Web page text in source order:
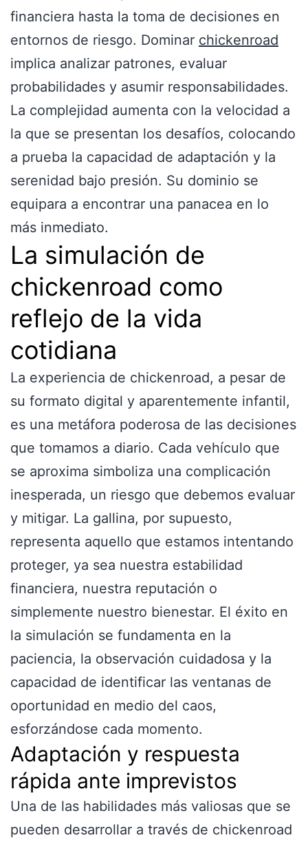
financiera hasta la toma de decisiones en
entornos de riesgo. Dominar chickenroad
implica analizar patrones, evaluar
probabilidades y asumir responsabilidades.
La complejidad aumenta con la velocidad a
la que se presentan los desafíos, colocando
a prueba la capacidad de adaptación y la
serenidad bajo presión. Su dominio se
equipara a encontrar una panacea en lo
más inmediato.
La simulación de
chickenroad como
reflejo de la vida
cotidiana
La experiencia de chickenroad, a pesar de
su formato digital y aparentemente infantil,
es una metáfora poderosa de las decisiones
que tomamos a diario. Cada vehículo que
se aproxima simboliza una complicación
inesperada, un riesgo que debemos evaluar
y mitigar. La gallina, por supuesto,
representa aquello que estamos intentando
proteger, ya sea nuestra estabilidad
financiera, nuestra reputación o
simplemente nuestro bienestar. El éxito en
la simulación se fundamenta en la
paciencia, la observación cuidadosa y la
capacidad de identificar las ventanas de
oportunidad en medio del caos,
esforzándose cada momento.
Adaptación y respuesta
rápida ante imprevistos
Una de las habilidades más valiosas que se
pueden desarrollar a través de chickenroad